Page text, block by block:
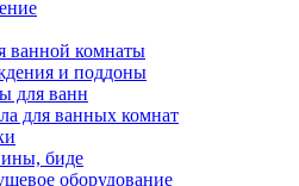
ванной комнаты
и поддоны
для ванн
для ванных комнат
биде
оборудование